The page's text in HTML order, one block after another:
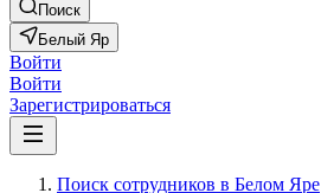
Поиск
Белый Яр
Войти
Войти
Зарегистрироваться
Поиск сотрудников в Белом Яре